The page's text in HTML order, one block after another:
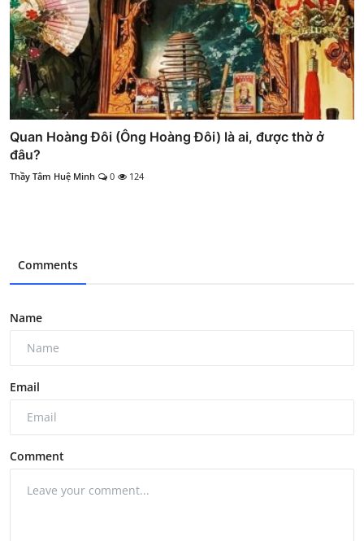
Quan Hoàng Đôi (Ông Hoàng Đôi) là ai, được thờ ở
đâu?
Thầy Tâm Huệ Minh 0 124
Comments
Name
Email
Comment